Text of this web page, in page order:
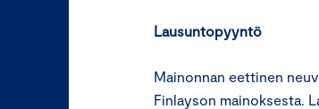
Lausuntopyyntö
Mainonnan eettinen
Finlayson mainoksesta.